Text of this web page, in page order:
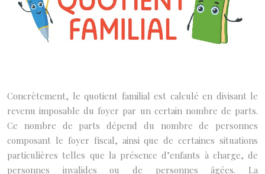
Concrètement, le quotient familial est calculé en divisant le
revenu imposable du foyer par un certain nombre de parts.
Ce nombre de parts dépend du nombre de personnes
composant le foyer fiscal, ainsi que de certaines situations
particulières telles que la présence d’enfants à charge, de
personnes invalides ou de personnes âgées. La